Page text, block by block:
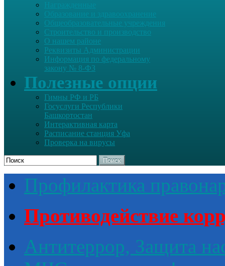
Награжденные
Образование и здравоохранение
Общеобразовательные учреждения
Строительство и производство
О нашем районе
Реквизиты Администрации
Информация по федеральному
закону № 8-ФЗ
Полезные опции
Гимны РФ и РБ
Госуслуги Республики
Башкортостан
Интерактивная карта
Расписание станция Уфа
Проверка на вирусы
Поиск
Профилактика
Противодействие
Антитеррор, Защита